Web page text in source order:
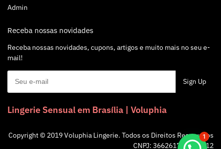
Admin
Receba nossas novidades
Receba nossas novidades, cupons, artigos e muito mais no seu e-
mail!
Lingerie Sensual em Brasília | Voluphia
Copyright © 2019 Voluphia Lingerie. Todos os Direitos Reservados
CNPJ: 36626172/0001-12
1